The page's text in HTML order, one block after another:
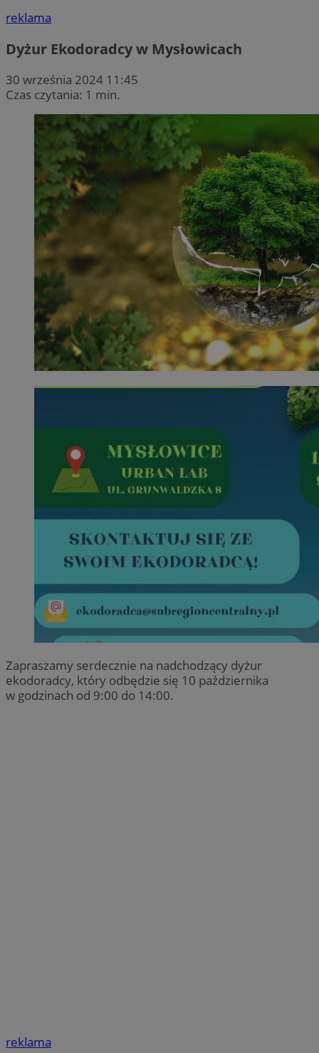
reklama
Dyżur Ekodoradcy w Mysłowicach
30 września 2024 11:45
Czas czytania: 1 min.
Zapraszamy serdecznie na nadchodzący dyżur
ekodoradcy, który odbędzie się 10 października
w godzinach od 9:00 do 14:00.
reklama